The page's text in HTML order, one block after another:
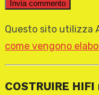
Questo sito utilizza
come vengono
COSTRUIRE